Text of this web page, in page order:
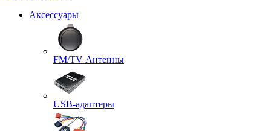
Аксессуары
FM/TV Антенны
USB-адаптеры